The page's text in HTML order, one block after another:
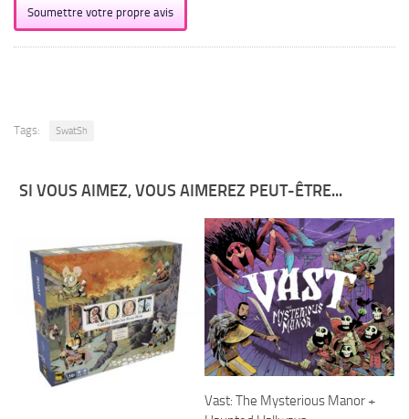
Soumettre votre propre avis
Tags: SwatSh
SI VOUS AIMEZ, VOUS AIMEREZ PEUT-ÊTRE...
Vast: The Mysterious Manor +